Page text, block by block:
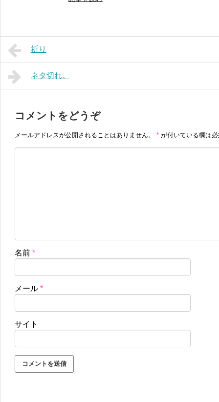
祈り
ネタ切れ。
コメントをどうぞ
メールアドレスが公開されることはありません。 * が付いている欄は
名前 *
メール *
サイト